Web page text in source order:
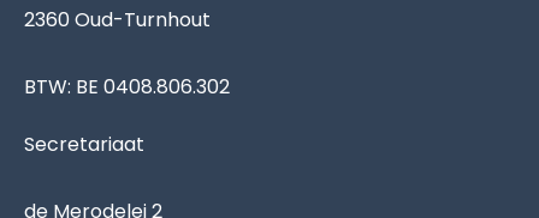
2360 Oud-Turnhout
BTW: BE 0408.806.302
Secretariaat
de Merodelei 2